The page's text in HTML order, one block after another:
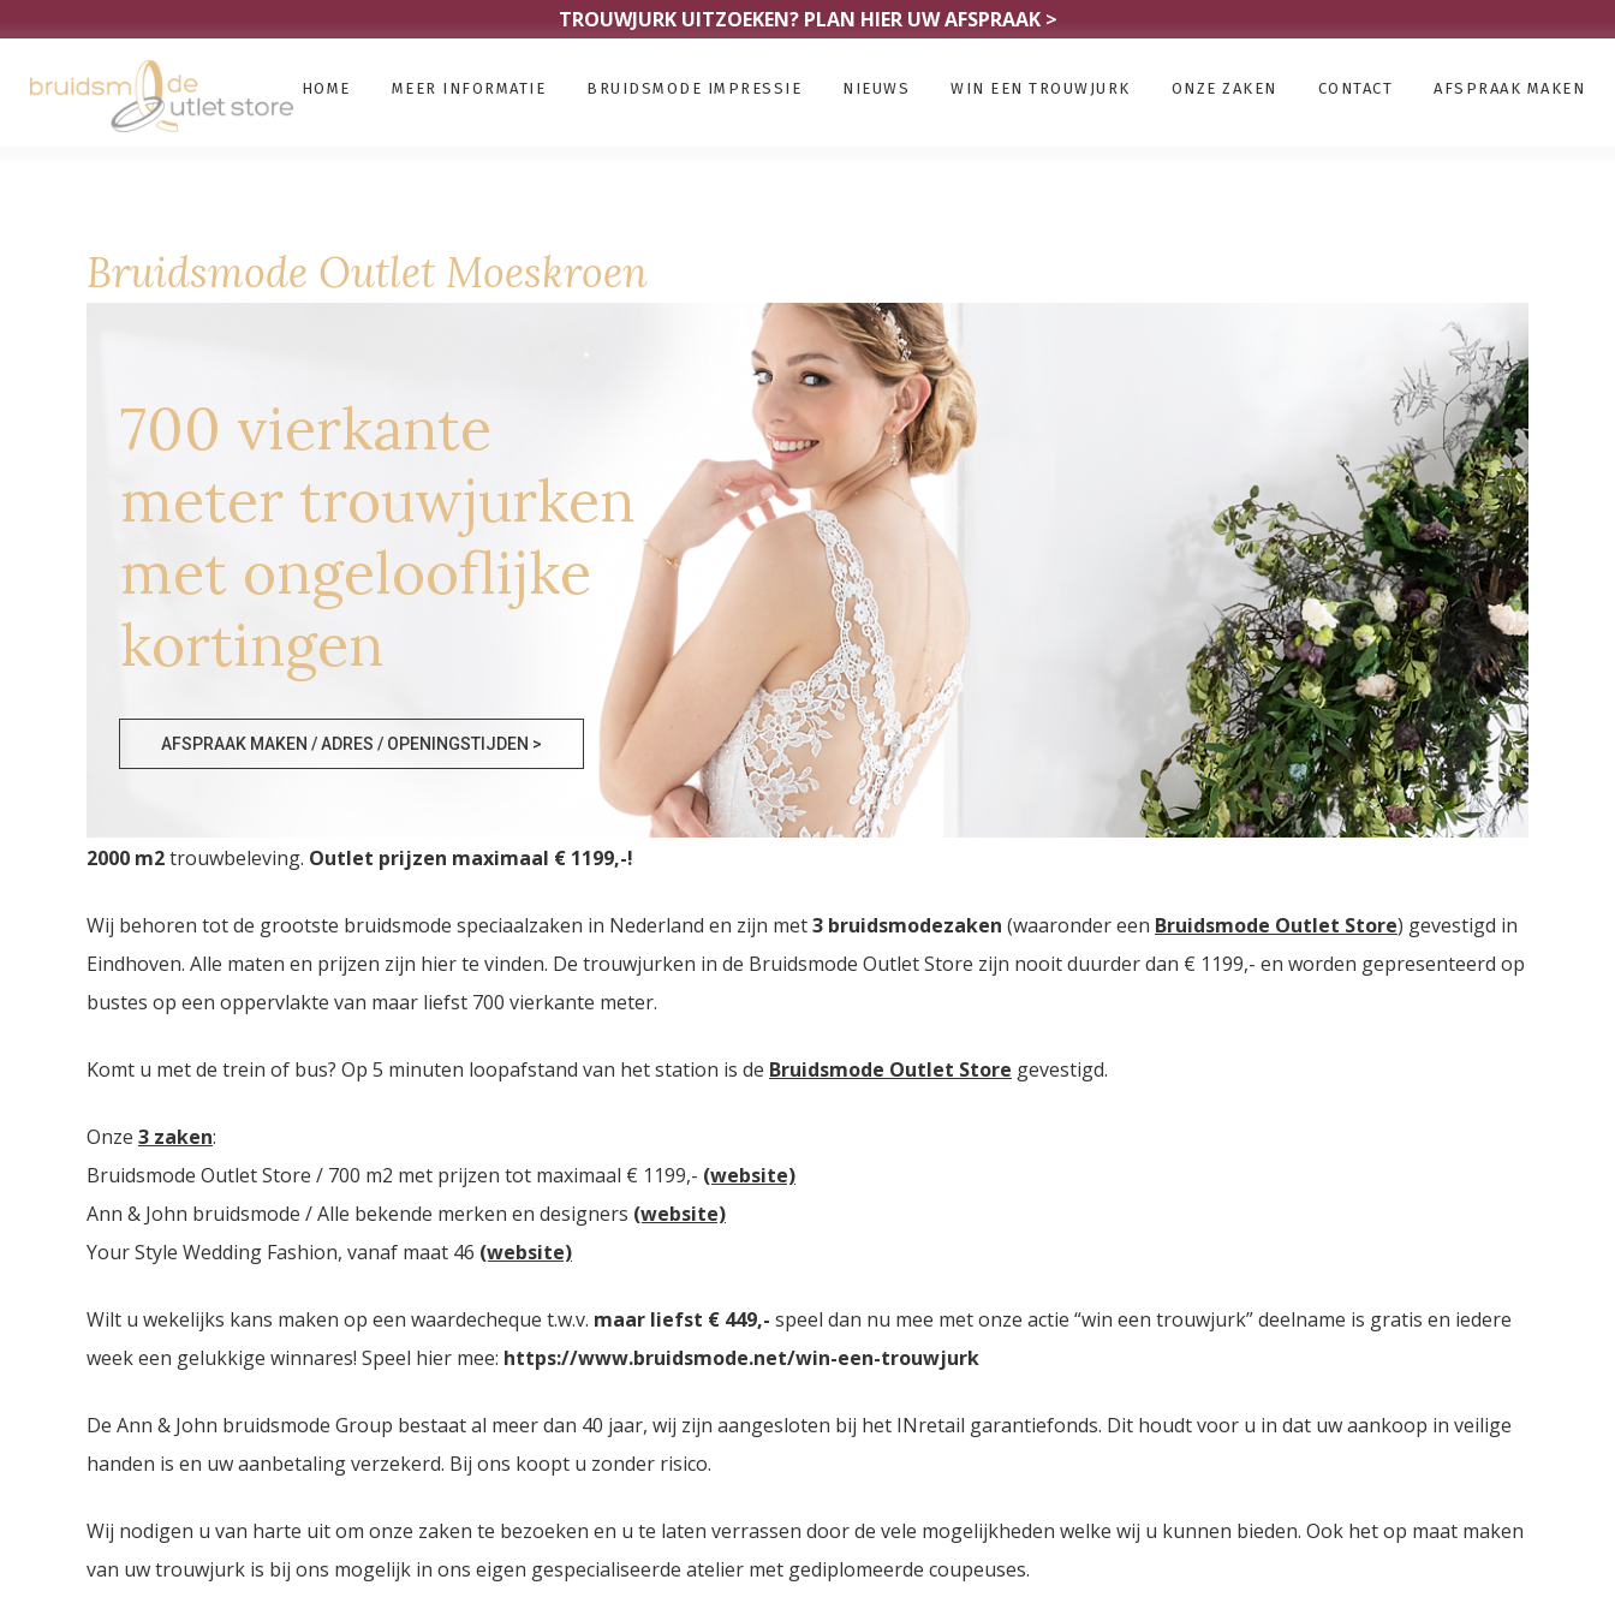
TROUWJURK UITZOEKEN? PLAN HIER UW AFSPRAAK >
HOME MEER INFORMATIE BRUIDSMODE IMPRESSIE NIEUWS WIN EEN TROUWJURK ONZE ZAKEN CONTACT AFSPRAAK MAKEN
Bruidsmode Outlet Moeskroen
700 vierkante
meter trouwjurken
met ongelooflijke
kortingen
AFSPRAAK MAKEN / ADRES / OPENINGSTIJDEN >
Bruidsmode Outlet Moeskroen
grootste Bruidsmode Outlet Store
van Nederland vindt u in Eindhoven. Drie bruidsmodezaken met in totaal meer dan
2000 m2trouwbeleving. Outlet prijzen maximaal € 1199,-!
Wij behoren tot de grootste bruidsmode speciaalzaken in Nederland en zijn met3 bruidsmodezaken (waaronder een Bruidsmode Outlet Store) gevestigd in
Eindhoven. Alle maten en prijzen zijn hier te vinden. De trouwjurken in de Bruidsmode Outlet Store zijn nooit duurder dan € 1199,- en worden gepresenteerd op
bustes op een oppervlakte van maar liefst 700 vierkante meter.
Komt u met de trein of bus? Op 5 minuten loopafstand van het station is de Bruidsmode Outlet Store gevestigd.
Onze 3 zaken:
Bruidsmode Outlet Store / 700 m2 met prijzen tot maximaal € 1199,- (website)
Ann & John bruidsmode / Alle bekende merken en designers (website)
Your Style Wedding Fashion, vanaf maat 46 (website)
Wilt u wekelijks kans maken op een waardecheque t.w.v. maar liefst € 449,- speel dan nu mee met onze actie “win een trouwjurk” deelname is gratis en iedere
week een gelukkige winnares! Speel hier mee: https://www.bruidsmode.net/win-een-trouwjurk
De Ann & John bruidsmode Group bestaat al meer dan 40 jaar, wij zijn aangesloten bij het INretail garantiefonds. Dit houdt voor u in dat uw aankoop in veilige
handen is en uw aanbetaling verzekerd. Bij ons koopt u zonder risico.
Wij nodigen u van harte uit om onze zaken te bezoeken en u te laten verrassen door de vele mogelijkheden welke wij u kunnen bieden. Ook het op maat maken
van uw trouwjurk is bij ons mogelijk in ons eigen gespecialiseerde atelier met gediplomeerde coupeuses.